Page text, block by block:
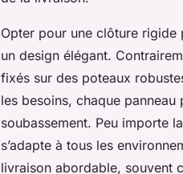
Opter pour une clôture rigide
un design élégant.
fixés sur des poteaux
les besoins, chaque
soubassement. Peu importe
s’adapte à tous les
livraison abordable, souvent